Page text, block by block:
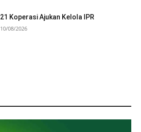
21 Koperasi Ajukan Kelola IPR
10/08/2026